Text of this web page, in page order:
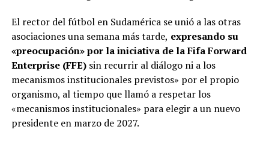
El rector del fútbol en Sudamérica se unió a las otras
asociaciones una semana más tarde, expresando su
«preocupación» por la iniciativa de la Fifa Forward
Enterprise (FFE)sin recurrir al diálogo ni a los
mecanismos institucionales previstos» por el propio
organismo, al tiempo que llamó a respetar los
«mecanismos institucionales» para elegir a un nuevo
presidente en marzo de 2027.